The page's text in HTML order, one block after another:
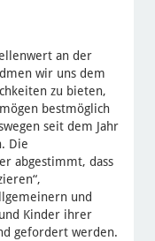
an der
wir uns dem
zu bieten,
bestmöglich
seit dem Jahr
Die
abgestimmt, dass
und
Kinder ihrer
gefordert werden.